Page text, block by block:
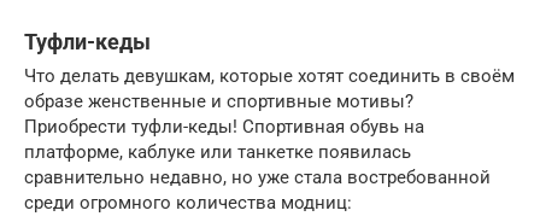
Туфли-кеды
Что делать девушкам, которые хотят соединить в своём
образе женственные и спортивные мотивы?
Приобрести туфли-кеды! Спортивная обувь на
платформе, каблуке или танкетке появилась
сравнительно недавно, но уже стала востребованной
среди огромного количества модниц: